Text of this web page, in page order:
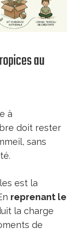
au
à
doit rester
sans
est la
reprenant le
la charge
de